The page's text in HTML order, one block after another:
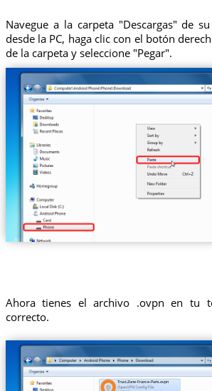
Navegue a la carpeta "Descargas" de
desde la PC, haga clic con el botón
de la carpeta y seleccione "Pegar".
Ahora tienes el archivo .ovpn en tu
correcto.
Trust.Zone-France-Paris.ovpn